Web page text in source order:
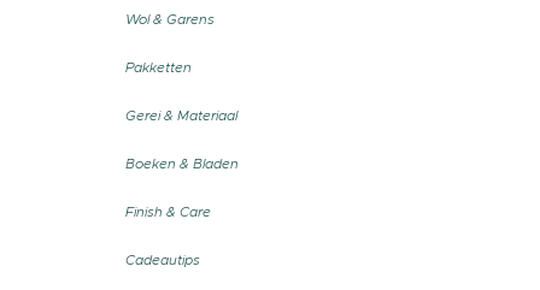
Wol & Garens
Pakketten
Gerei & Materiaal
Boeken & Bladen
Finish & Care
Cadeautips